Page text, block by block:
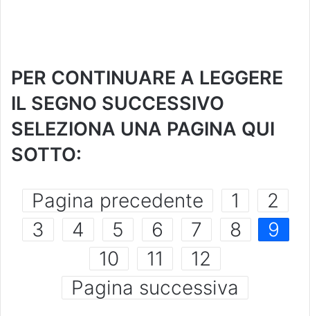
PER CONTINUARE A LEGGERE
IL SEGNO SUCCESSIVO
SELEZIONA UNA PAGINA QUI
SOTTO:
Pagina precedente 1
2
3
4 5 6 7 8
9
10
11
12
Pagina successiva